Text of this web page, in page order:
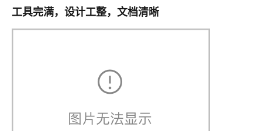
工具完满，设计工整，文档清晰